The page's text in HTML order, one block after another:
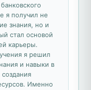
я получил не
знания, но и
стал основой
карьеры.
я решил
и навыки в
Именно